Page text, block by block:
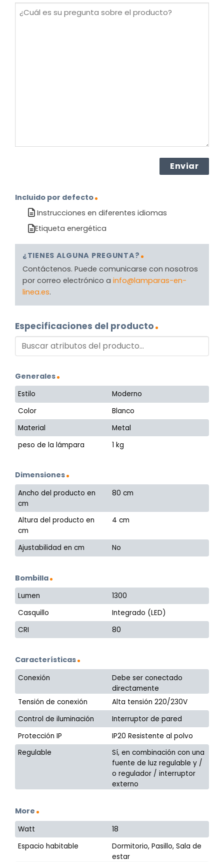
¿Cuál
Incluido por defecto
Instrucciones en diferentes idiomas
Etiqueta energética
¿TIENES ALGUNA PREGUNTA?
Contáctenos. Puede comunicarse con nosotros
por correo electrónico a info@lamparas-en-
linea.es.
Especificaciones del producto
Generales
Estilo
Moderno
Color
Blanco
Material
Metal
peso de la lámpara
1 kg
Dimensiones
Ancho del producto en
cm
80 cm
Altura del producto en
cm
4 cm
Ajustabilidad en cm No
Bombilla
Lumen
1300
Casquillo
Integrado (LED)
CRI
80
Características
Conexión
Debe ser conectado
directamente
Tensión de conexión
Alta tensión 220/230V
Control de iluminación
Interruptor de pared
Protección IP
IP20 Resistente al polvo
Regulable
Sí, en combinación con una
fuente de luz regulable y /
o regulador / interruptor
externo
More
Watt
18
Espacio habitable
Dormitorio, Pasillo, Sala de
estar